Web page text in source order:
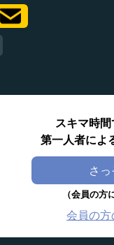
スキマ時
第一人者によ
さ
（会員の方
会員の方